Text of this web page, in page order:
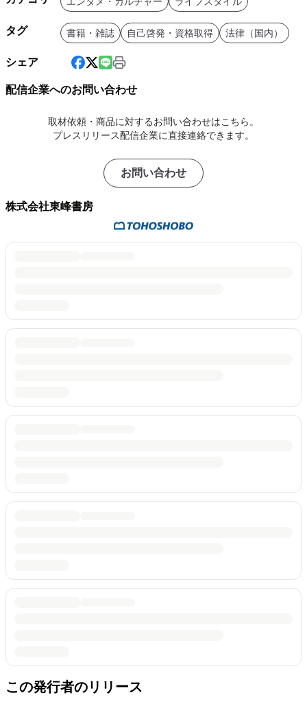
タグ 書籍・雑誌 自己啓発・資格取得 法律（国内）
シェア
配信企業へのお問い合わせ
取材依頼・商品に対するお問い合わせはこちら。
プレスリリース配信企業に直接連絡できます。
お問い合わせ
株式会社東峰書房
この発行者のリリース